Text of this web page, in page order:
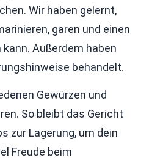
Wir haben gelernt,
garen und einen
Außerdem haben
behandelt.
Gewürzen und
So bleibt das Gericht
zur Lagerung, um dein
Freude beim